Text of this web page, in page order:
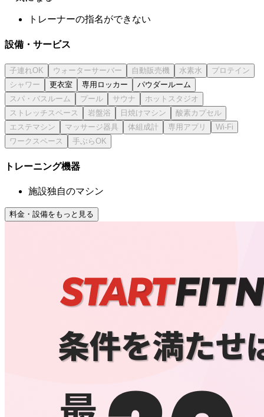
トレーナーの指名ができない
設備・サービス
更衣室 専用ロッカー パウダールーム
トレーニング機器
施設独自のマシン
料金・設備をもっと見る